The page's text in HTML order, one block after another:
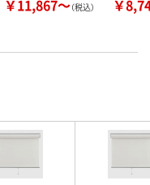
￥11,867～（税込） ￥